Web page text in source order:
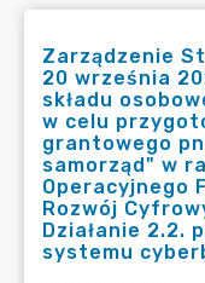
Zarządzenie
20 września
składu
w celu
grantowego
samorząd" w
Operacyjnego
Rozwój
Działanie 2.2.
systemu